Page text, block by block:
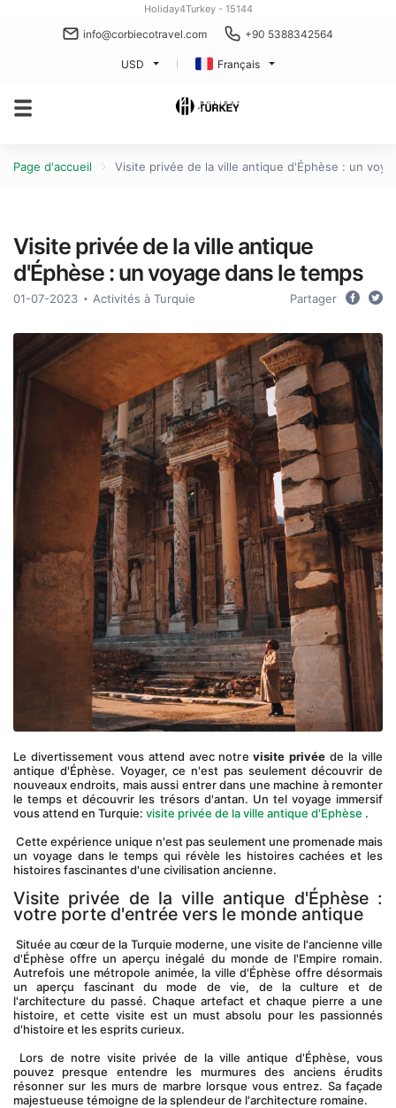
Holiday4Turkey - 15144
info@corbiecotravel.com +90 5388342564
USD Français
Page d'accueil Visite privée de la ville antique d'Éphèse : un
Visite privée de la ville antique
d'Éphèse : un voyage dans le temps
01-07-2023 Activités à Turquie Partager
Le divertissement vous attend avec notre visite privée de la ville
antique d'Éphèse. Voyager, ce n'est pas seulement découvrir de
nouveaux endroits, mais aussi entrer dans une machine à remonter
le temps et découvrir les trésors d'antan. Un tel voyage immersif
vous attend en Turquie: visite privée de la ville antique d'Ephèse .
un voyage dans le temps qui révèle les histoires cachées et les
histoires fascinantes d'une civilisation ancienne.
Visite privée de la ville antique d'Éphèse :
votre porte d'entrée vers le monde antique
Située au cœur de la Turquie moderne, une visite de l'ancienne ville
d'Éphèse offre un aperçu inégalé du monde de l'Empire romain.
Autrefois une métropole animée, la ville d'Éphèse offre désormais
un aperçu fascinant du mode de vie, de la culture et de
l'architecture du passé. Chaque artefact et chaque pierre a une
histoire, et cette visite est un must absolu pour les passionnés
d'histoire et les esprits curieux.
pouvez presque entendre les murmures des anciens érudits
résonner sur les murs de marbre lorsque vous entrez. Sa façade
majestueuse témoigne de la splendeur de l'architecture romaine.